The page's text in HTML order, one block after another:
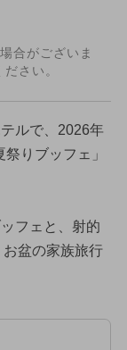
合がございま
さい。
ルで、2026年
りブッフェ」
フェと、射的
盆の家族旅行